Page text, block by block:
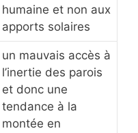
humaine et non aux
apports solaires
un mauvais accès à
l’inertie des parois
et donc une
tendance à la
montée en